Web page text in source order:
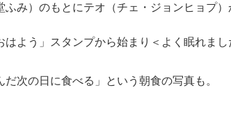
ふみ）のもとにテオ（チェ・ジョンヒョプ）
はよう」スタンプから始まり＜よく眠れま
だ次の日に食べる」という朝食の写真も。